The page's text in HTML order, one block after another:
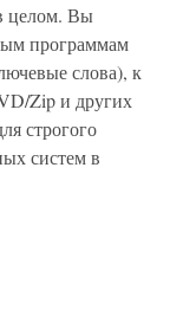
целом. Вы
программам
слова), к
Zip и других
строгого
систем в